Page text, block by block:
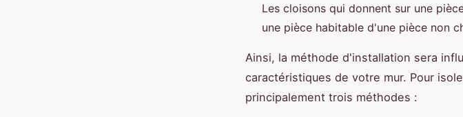
Les cloisons qui donnent sur une
une pièce habitable d'une pièce non
Ainsi, la méthode d'installation sera
caractéristiques de votre mur. Pour
principalement trois méthodes :